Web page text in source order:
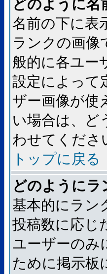
どのように名
名前の下に表
ランクの画像
般的に各ユー
設定によって
ザー画像が使
い場合は、ど
わせてくださ
トップに戻る
どのようにラ
基本的にラン
投稿数に応じ
ユーザーのみ
ために掲示板